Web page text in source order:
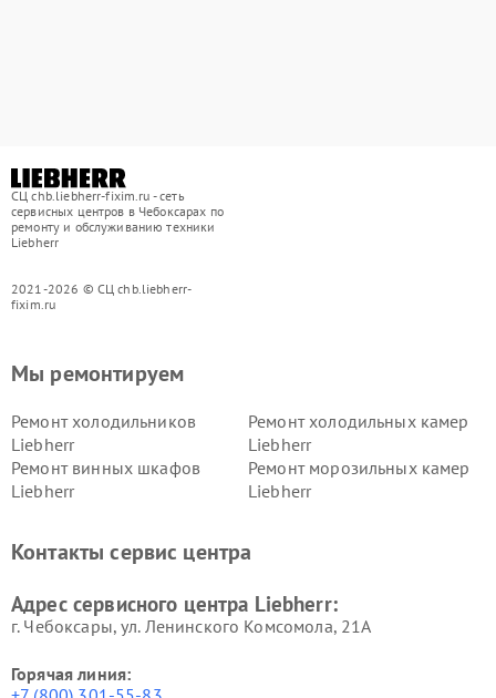
СЦ chb.liebherr-fixim.ru - сеть
сервисных центров в Чебоксарах по
ремонту и обслуживанию техники
Liebherr
2021-2026 © СЦ chb.liebherr-
fixim.ru
Мы ремонтируем
Ремонт холодильников
Liebherr
Ремонт холодильных камер
Liebherr
Ремонт винных шкафов
Liebherr
Ремонт морозильных камер
Liebherr
Контакты сервис центра
Адрес сервисного центра Liebherr:
г. Чебоксары, ул. Ленинского Комсомола, 21А
Горячая линия: